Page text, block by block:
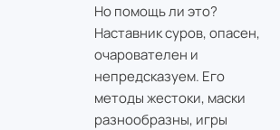
Но помощь ли это?
Наставник суров, опасен,
очарователен и
непредсказуем. Его
методы жестоки, маски
разнообразны, игры